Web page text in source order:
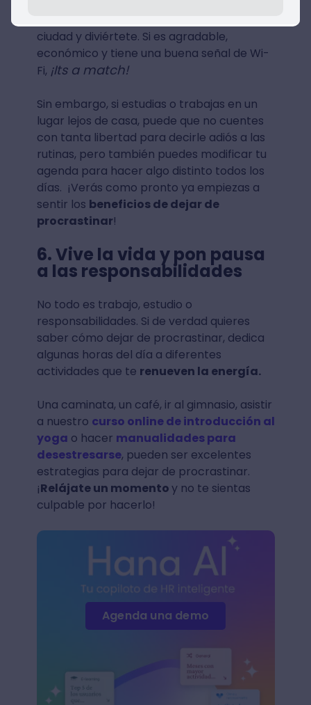
ciudad y diviértete. Si es agradable,
económico y tiene una buena señal de Wi-
Fi, ¡Its a match!
Sin embargo, si estudias o trabajas en un
lugar lejos de casa, puede que no cuentes
con tanta libertad para decirle adiós a las
rutinas, pero también puedes modificar tu
agenda para hacer algo distinto todos los
días. ¡Verás como pronto ya empiezas a
sentir los beneficios de dejar de
procrastinar!
6. Vive la vida y pon pausa
a las responsabilidades
No todo es trabajo, estudio o
responsabilidades. Si de verdad quieres
saber cómo dejar de procrastinar, dedica
algunas horas del día a diferentes
actividades que te renueven la energía.
Una caminata, un café, ir al gimnasio, asistir
a nuestro curso online de introducción al
yoga o hacer manualidades para
desestresarse, pueden ser excelentes
estrategias para dejar de procrastinar.
¡Relájate un momentoy no te sientas
culpable por hacerlo!
Agenda una demo